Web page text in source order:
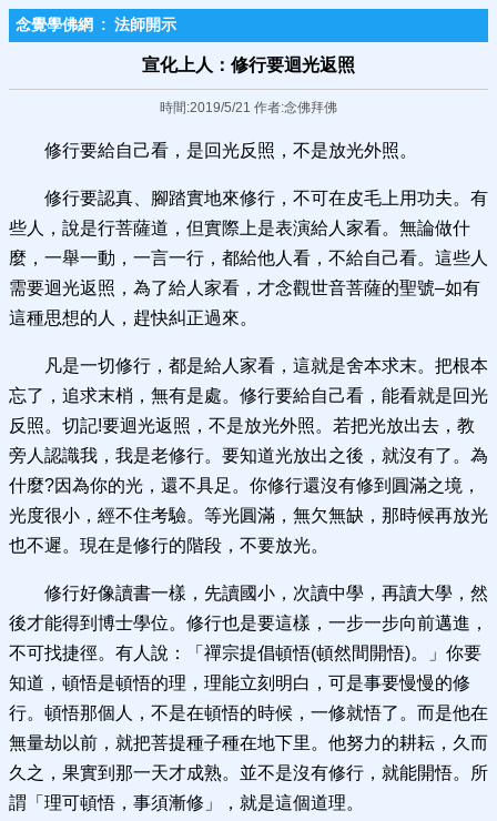
念覺學佛網 : 法師開示
宣化上人：修行要迴光返照
時間:2019/5/21 作者:念佛拜佛
修行要給自己看，是回光反照，不是放光外照。
修行要認真、腳踏實地來修行，不可在皮毛上用功夫。有
些人，說是行菩薩道，但實際上是表演給人家看。無論做什
麼，一舉一動，一言一行，都給他人看，不給自己看。這些人
需要迴光返照，為了給人家看，才念觀世音菩薩的聖號–如有
這種思想的人，趕快糾正過來。
凡是一切修行，都是給人家看，這就是舍本求末。把根本
忘了，追求末梢，無有是處。修行要給自己看，能看就是回光
反照。切記!要迴光返照，不是放光外照。若把光放出去，教
旁人認識我，我是老修行。要知道光放出之後，就沒有了。為
什麼?因為你的光，還不具足。你修行還沒有修到圓滿之境，
光度很小，經不住考驗。等光圓滿，無欠無缺，那時候再放光
也不遲。現在是修行的階段，不要放光。
修行好像讀書一樣，先讀國小，次讀中學，再讀大學，然
後才能得到博士學位。修行也是要這樣，一步一步向前邁進，
不可找捷徑。有人說：「禪宗提倡頓悟(頓然間開悟)。」你要
知道，頓悟是頓悟的理，理能立刻明白，可是事要慢慢的修
行。頓悟那個人，不是在頓悟的時候，一修就悟了。而是他在
無量劫以前，就把菩提種子種在地下里。他努力的耕耘，久而
久之，果實到那一天才成熟。並不是沒有修行，就能開悟。所
謂「理可頓悟，事須漸修」，就是這個道理。